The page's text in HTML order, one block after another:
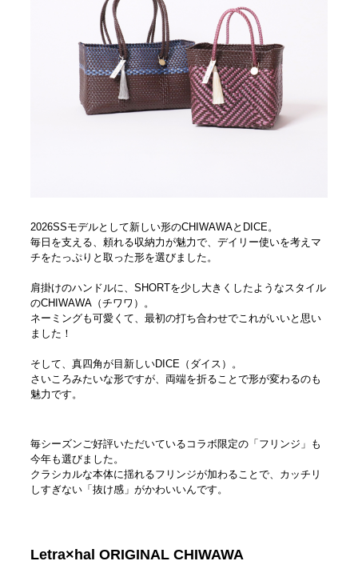
2026SSモデルとして新しい形のCHIWAWAとDICE。
毎日を支える、頼れる収納力が魅力で、デイリー使いを考えマ
チをたっぷりと取った形を選びました。
肩掛けのハンドルに、SHORTを少し大きくしたようなスタイル
のCHIWAWA（チワワ）。
ネーミングも可愛くて、最初の打ち合わせでこれがいいと思い
ました！
そして、真四角が目新しいDICE（ダイス）。
さいころみたいな形ですが、両端を折ることで形が変わるのも
魅力です。
毎シーズンご好評いただいているコラボ限定の「フリンジ」も
今年も選びました。
クラシカルな本体に揺れるフリンジが加わることで、カッチリ
しすぎない「抜け感」がかわいいんです。
Letra×hal ORIGINAL CHIWAWA